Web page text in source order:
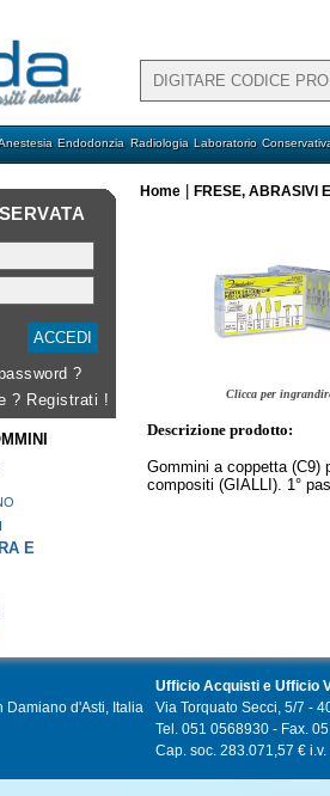
Endodonzia Radiologia Laboratorio
?
? Registrati !
E
Home FRESE, ABRASIVI
Clicca per
Descrizione prodotto:
Gommini a coppetta (C9)
compositi (GIALLI). 1°
Damiano d'Asti, Italia
Ufficio Acquisti e Ufficio
Via Torquato Secci, 5/7 -
Tel. 051 0568930 - Fax.
Cap. soc. 283.071,57 € i.v.